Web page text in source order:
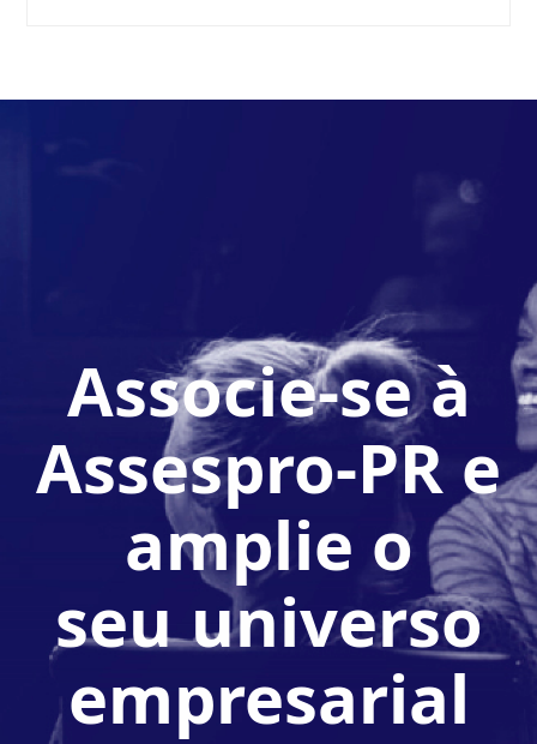
Associe-se à
Assespro-PR e
amplie o
seu universo
empresarial